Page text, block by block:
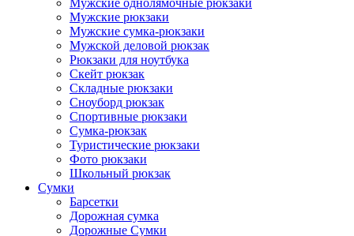
Мужские однолямочные рюкзаки
Мужские рюкзаки
Мужские сумка-рюкзаки
Мужской деловой рюкзак
Рюкзаки для ноутбука
Скейт рюкзак
Складные рюкзаки
Сноуборд рюкзак
Спортивные рюкзаки
Сумка-рюкзак
Туристические рюкзаки
Фото рюкзаки
Школьный рюкзак
Сумки
Барсетки
Дорожная сумка
Дорожные Сумки